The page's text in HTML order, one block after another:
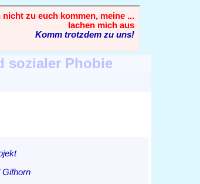
sozialer Phobie
Gifhorn